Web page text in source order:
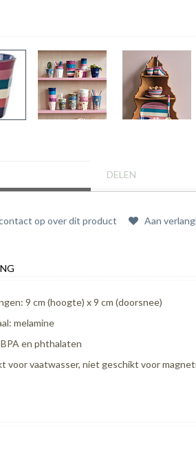
DELEN
op over dit product Aan
9 cm (hoogte) x 9 cm (doorsnee)
melamine
en phthalaten
voor vaatwasser, niet geschikt voor